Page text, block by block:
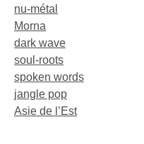
nu-métal
Morna
dark wave
soul-roots
spoken words
jangle pop
Asie de l’Est